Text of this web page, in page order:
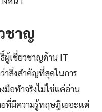
ชาญ
เชี่ยวชาญด้าน IT
าสิ่งสำคัญที่สุดในการ
มือทำจริงไม่ใช่แค่อ่าน
ที่มีความรู้ทฤษฎีเยอะแต่